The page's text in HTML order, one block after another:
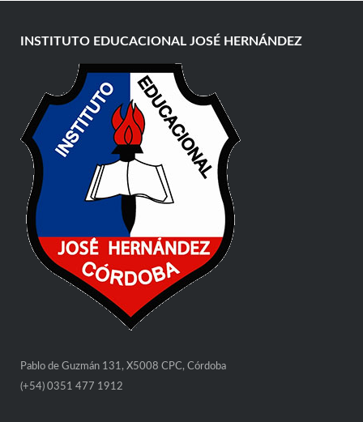
INSTITUTO EDUCACIONAL JOSÉ HERNÁNDEZ
Pablo de Guzmán 131, X5008 CPC, Córdoba
(+54) 0351 477 1912